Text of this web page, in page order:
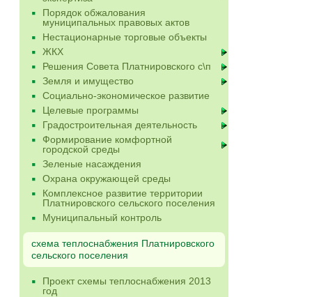
Порядок обжалования
муниципальных правовых актов
Нестационарные торговые объекты
ЖКХ
Решения Совета Платнировского с\п
Земля и имущество
Социально-экономическое развитие
Целевые программы
Градостроительная деятельность
Формирование комфортной
городской среды
Зеленые насаждения
Охрана окружающей среды
Комплексное развитие территории
Платнировского сельского поселения
Муниципальный контроль
схема теплоснабжения Платнировского
сельского поселения
Проект схемы теплоснабжения 2013
год